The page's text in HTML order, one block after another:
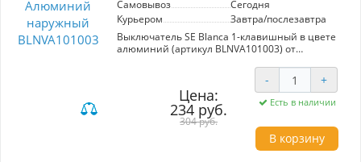
Самовывоз
Сегодня
Курьером
Завтра/послезавтра
Выключатель SE Blanca 1-клавишный в цвете
алюминий (артикул BLNVA101003) от
стильным дополнением вашего интерьера.
Этот наружный выключатель выполнен в
современном дизайне, идеально сочетая
функциональность и эстетичность.
Механизм 1-клавишный прост в
использовании и обеспечивает надежное
Цена:
234 руб.
304 руб.
- +
Есть в наличии
В корзину